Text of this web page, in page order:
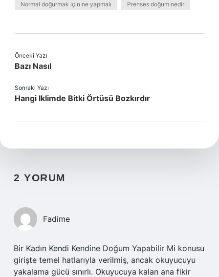
Normal doğurmak için ne yapmalı Prenses doğum nedir
Önceki Yazı
Bazı Nasıl
Sonraki Yazı
Hangi Iklimde Bitki Örtüsü Bozkırdır
2 YORUM
Fadime
Bir Kadın Kendi Kendine Doğum Yapabilir Mi konusu
girişte temel hatlarıyla verilmiş, ancak okuyucuyu
yakalama gücü sınırlı. Okuyucuya kalan ana fikir